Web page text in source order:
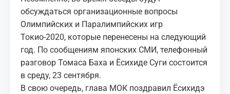
обсуждаться организационные вопросы
Олимпийских и Паралимпийских игр
Токио-2020, которые перенесены на следующий
год. По сообщениям японских СМИ, телефонный
разговор Томаса Баха и Ёсихиде Суги состоится
в среду, 23 сентября.
В свою очередь, глава МОК поздравил Ёсихидэ